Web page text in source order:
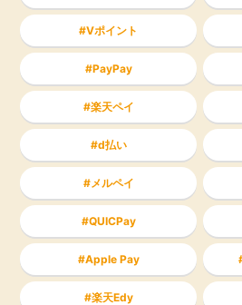
Vポイント
PayPay
楽天ペイ
d払い
メルペイ
QUICPay
Apple Pay
楽天Edy